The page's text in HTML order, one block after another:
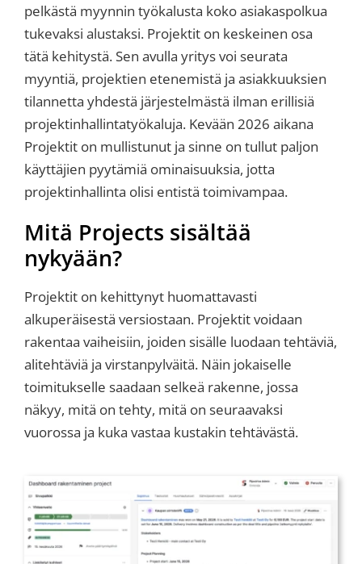
pelkästä myynnin työkalusta koko asiakaspolkua
tukevaksi alustaksi. Projektit on keskeinen osa
tätä kehitystä. Sen avulla yritys voi seurata
myyntiä, projektien etenemistä ja asiakkuuksien
tilannetta yhdestä järjestelmästä ilman erillisiä
projektinhallintatyökaluja. Kevään 2026 aikana
Projektit on mullistunut ja sinne on tullut paljon
käyttäjien pyytämiä ominaisuuksia, jotta
projektinhallinta olisi entistä toimivampaa.
Mitä Projects sisältää
nykyään?
Projektit on kehittynyt huomattavasti
alkuperäisestä versiostaan. Projektit voidaan
rakentaa vaiheisiin, joiden sisälle luodaan tehtäviä,
alitehtäviä ja virstanpylväitä. Näin jokaiselle
toimitukselle saadaan selkeä rakenne, jossa
näkyy, mitä on tehty, mitä on seuraavaksi
vuorossa ja kuka vastaa kustakin tehtävästä.